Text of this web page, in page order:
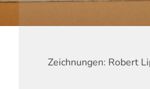
Zeichnungen: Robert